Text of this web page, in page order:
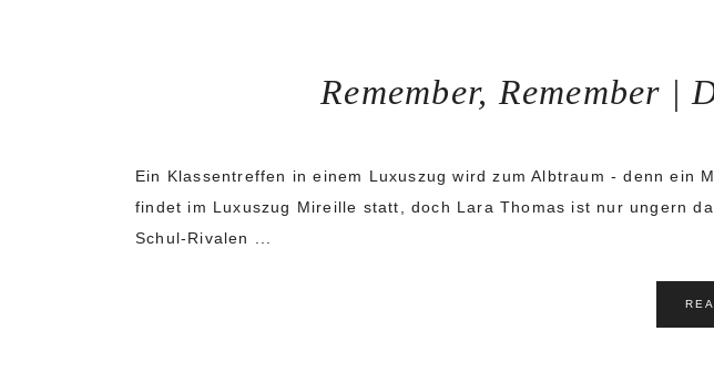
Remember, Remember |
Ein Klassentreffen in einem Luxuszug wird zum Albtraum - denn ein
findet im Luxuszug Mireille statt, doch Lara Thomas ist nur ungern
Schul-Rivalen ...